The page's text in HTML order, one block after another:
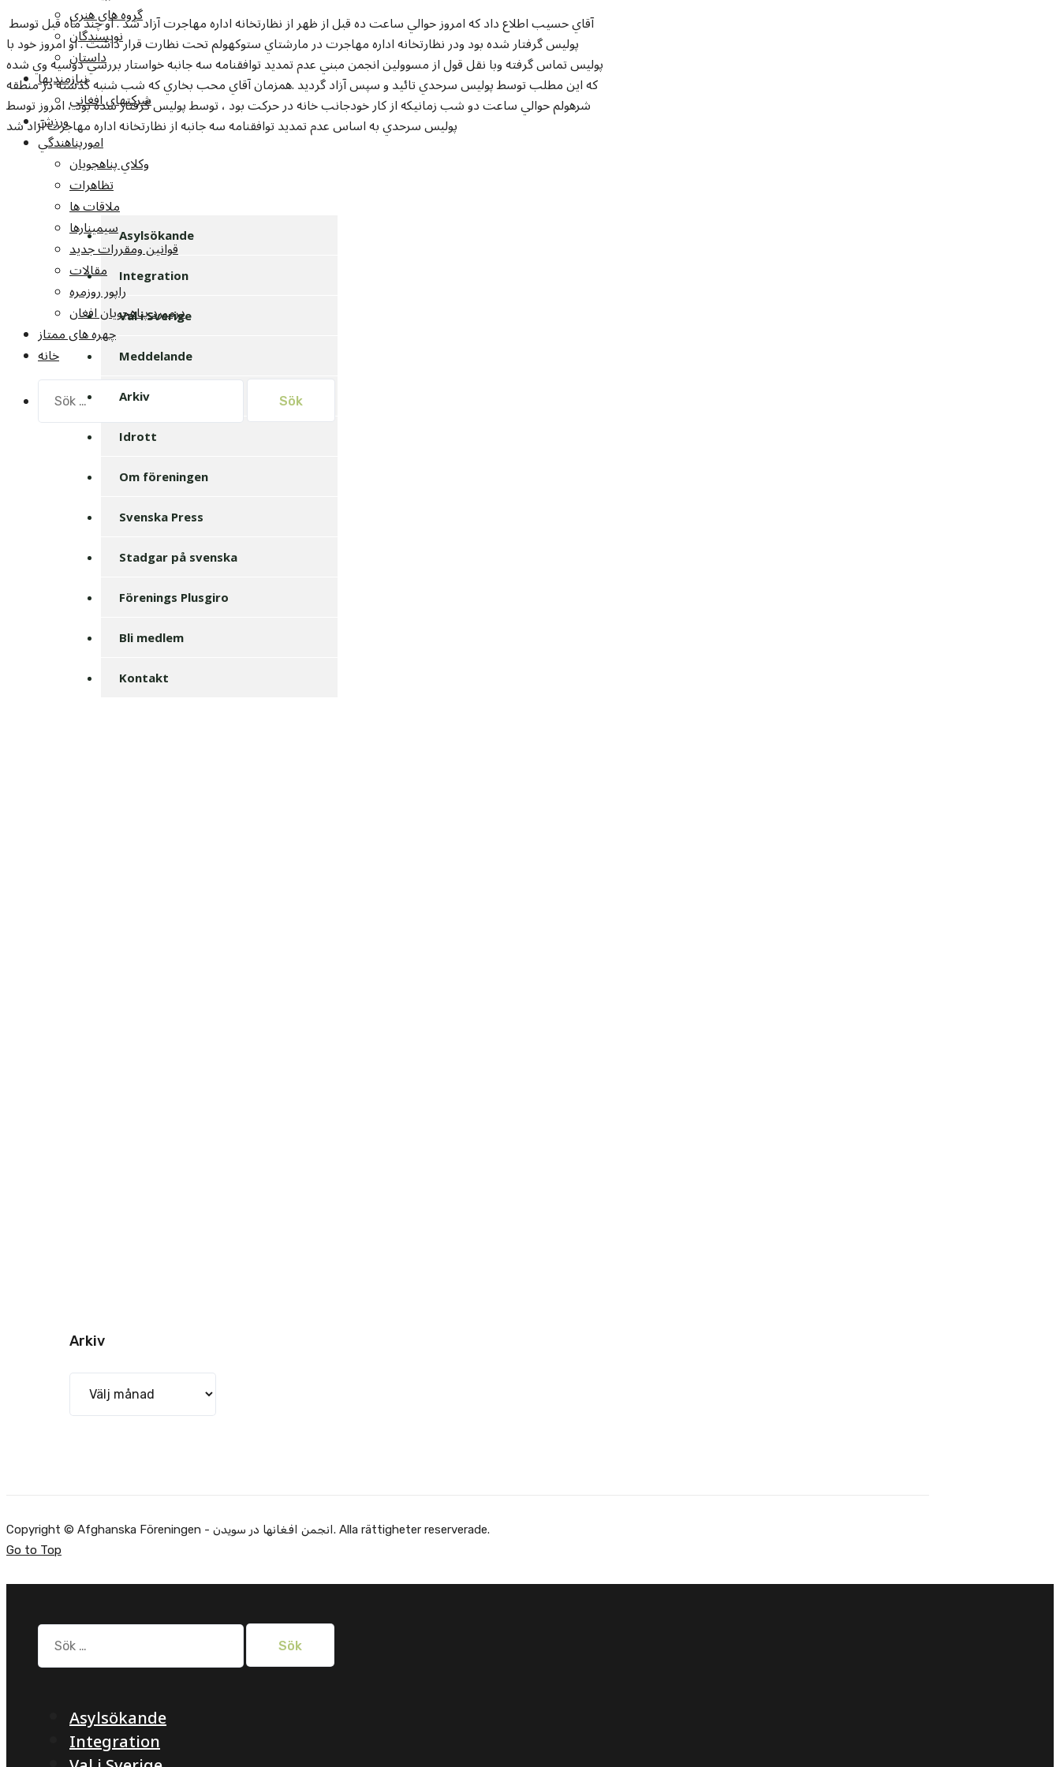
گروه هاي هنري
نويسندگان
داستان
نيازمنديها
شرکتهاي افغاني
ورزش
امورپناهندگي
وکلاي پناهجويان
تظاهرات
ملاقات ها
سيمينارها
قوانين ومقررات جديد
مقالات
راپور روزمره
درمورد پناهجويان افغان
چهره های ممتاز
خانه
efter:
پوليس گرفتار شده بود ودر نظارتخانه اداره مهاجرت در مارشتاي ستوکهولم تحت نظارت قرار داشت . او امروز خود با
پوليس تماس گرفته وبا نقل قول از مسوولين انجمن مبني عدم تمديد توافقنامه سه جانبه خواستار بررسي دوسيه وي شده
که اين مطلب توسط پوليس سرحدي تائيد و سپس آزاد گرديد .همزمان آقاي محب بخاري که شب شنبه گذشته در منطقه
شرهولم حوالي ساعت دو شب زمانيکه از کار خودجانب خانه در حرکت بود ، توسط پوليس گرفتار شده بود ، امروز توسط
پوليس سرحدي به اساس عدم تمديد توافقنامه سه جانبه از نظارتخانه اداره مهاجرت آزاد شد
Asylsökande
Integration
Val i Sverige
Meddelande
Arkiv
Idrott
Om föreningen
Svenska Press
Stadgar på svenska
Förenings Plusgiro
Bli medlem
Kontakt
Arkiv
Copyright © Afghanska Föreningen - انجمن افغانها در سویدن. Alla rättigheter reserverade.
Go to Top
Sök
efter:
Asylsökande
Integration